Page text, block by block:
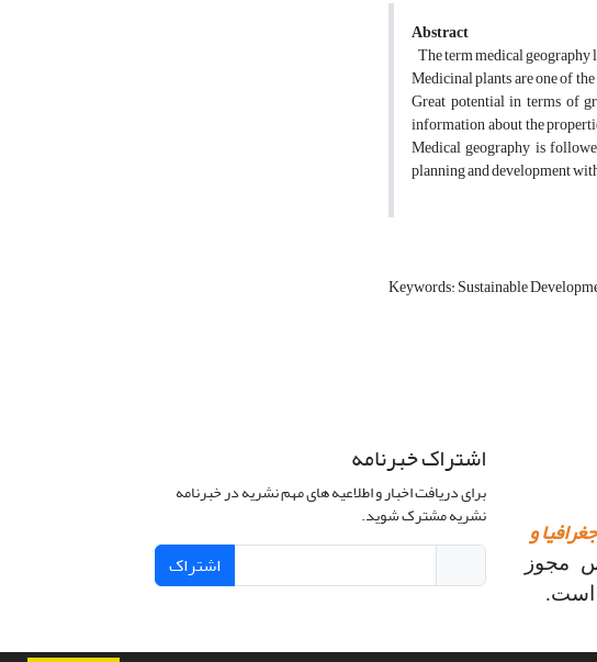
Abstract
The term medical geography
Medicinal plants are one of
Great potential in terms of
information about the
Medical geography is
planning and development
Keywords: Sustainable
جغرافیا و
مجوز
است.
اشتراک خبرنامه
برای دریافت اخبار و اطلاعیه های مهم نشریه در خبرنامه
نشریه مشترک شوید.
اشتراک